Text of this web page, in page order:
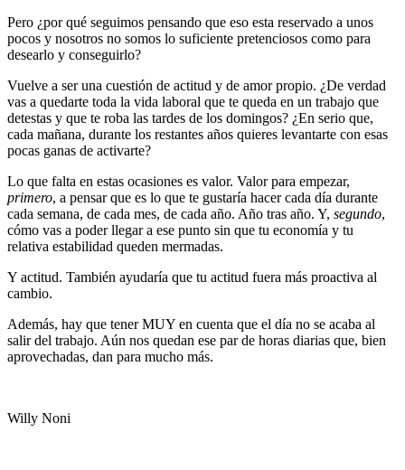
Pero ¿por qué seguimos pensando que eso esta reservado a unos
pocos y nosotros no somos lo suficiente pretenciosos como para
desearlo y conseguirlo?
Vuelve a ser una cuestión de actitud y de amor propio. ¿De verdad
vas a quedarte toda la vida laboral que te queda en un trabajo que
detestas y que te roba las tardes de los domingos? ¿En serio que,
cada mañana, durante los restantes años quieres levantarte con esas
pocas ganas de activarte?
Lo que falta en estas ocasiones es valor. Valor para empezar,
primero, a pensar que es lo que te gustaría hacer cada día durante
cada semana, de cada mes, de cada año. Año tras año. Y, segundo,
cómo vas a poder llegar a ese punto sin que tu economía y tu
relativa estabilidad queden mermadas.
Y actitud. También ayudaría que tu actitud fuera más proactiva al
cambio.
Además, hay que tener MUY en cuenta que el día no se acaba al
salir del trabajo. Aún nos quedan ese par de horas diarias que, bien
aprovechadas, dan para mucho más.
Willy Noni